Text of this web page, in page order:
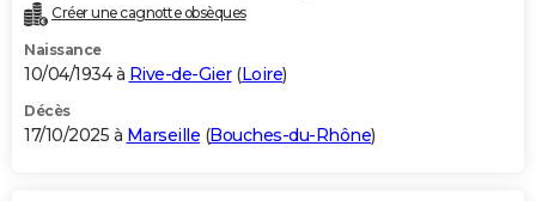
Créer une cagnotte obsèques
Naissance
10/04/1934 à Rive-de-Gier(Loire)
Décès
17/10/2025 à Marseille (Bouches-du-Rhône)